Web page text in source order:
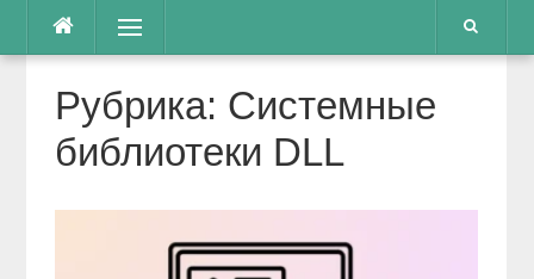
Перейти
содержимому
Меню
Рубрика: Системные
библиотеки DLL